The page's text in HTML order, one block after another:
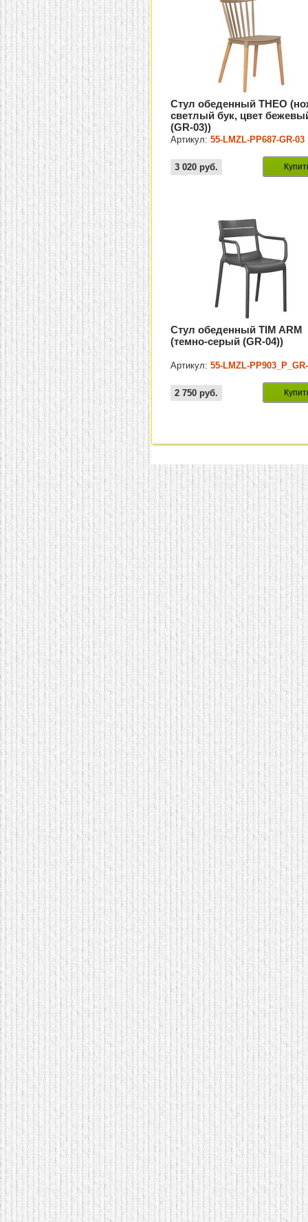
Стул обеденный THEO
светлый бук, цвет
(GR-03))
Артикул:55-LMZL-PP687-GR-03
3 020 руб.
Стул обеденный TIM ARM
(темно-серый (GR-04))
Артикул:55-LMZL-
2 750 руб.